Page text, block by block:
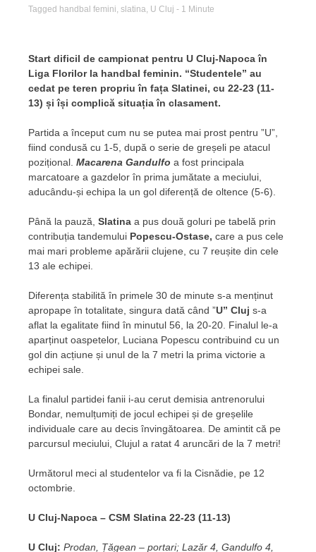
Tagged handbal femini slatina U Cluj - 1 Minute
Start dificil de campionat pentru U Cluj-Napoca în
Liga Florilor la handbal feminin. “Studentele” au
cedat pe teren propriu în fața Slatinei, cu 22-23 (11-
13) și își complică situația în clasament.
Partida a început cum nu se putea mai prost pentru ”U”,
fiind condusă cu 1-5, după o serie de greșeli pe atacul
pozițional. Macarena Gandulfo a fost principala
marcatoare a gazdelor în prima jumătate a meciului,
aducându-și echipa la un gol diferență de oltence (5-6).
Până la pauză, Slatina a pus două goluri pe tabelă prin
contribuția tandemului Popescu-Ostase, care a pus cele
mai mari probleme apărării clujene, cu 7 reușite din cele
13 ale echipei.
Diferența stabilită în primele 30 de minute s-a menținut
apropape în totalitate, singura dată când ”U” Cluj s-a
aflat la egalitate fiind în minutul 56, la 20-20. Finalul le-a
aparținut oaspetelor, Luciana Popescu contribuind cu un
gol din acțiune și unul de la 7 metri la prima victorie a
echipei sale.
La finalul partidei fanii i-au cerut demisia antrenorului
Bondar, nemulțumiți de jocul echipei și de greșelile
individuale care au decis învingătoarea. De amintit că pe
parcursul meciului, Clujul a ratat 4 aruncări de la 7 metri!
Următorul meci al studentelor va fi la Cisnădie, pe 12
octombrie.
U Cluj-Napoca – CSM Slatina 22-23 (11-13)
U Cluj: Prodan, Țăgean – portari; Lazăr 4, Gandulfo 4,